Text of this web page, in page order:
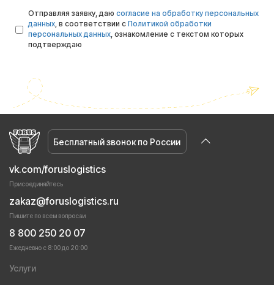
Отправляя заявку, даю согласие на обработку персональных
данных, в соответствии с Политикой обработки
персональных данных, ознакомление с текстом которых
подтверждаю
Бесплатный звонок по России
vk.com/foruslogistics
Присоединяйтесь
zakaz@foruslogistics.ru
Пишите по всем вопросаи
8 800 250 20 07
Ежедневно с 8:00 до 20:00
Услуги